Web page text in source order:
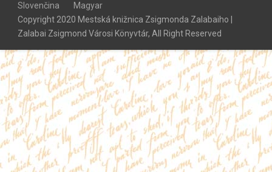
Slovenčina
Magyar
Copyright 2020 Mestská knižnica Zsigmonda Zalabaiho |
Zalabai Zsigmond Városi Könyvtár, All Right Reserved